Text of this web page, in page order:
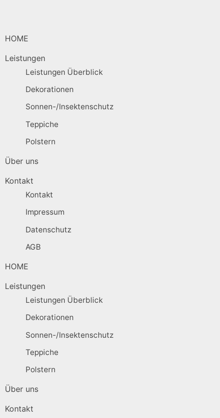
HOME
Leistungen
Leistungen Überblick
Dekorationen
Sonnen-/Insektenschutz
Teppiche
Polstern
Über uns
Kontakt
Kontakt
Impressum
Datenschutz
AGB
HOME
Leistungen
Leistungen Überblick
Dekorationen
Sonnen-/Insektenschutz
Teppiche
Polstern
Über uns
Kontakt